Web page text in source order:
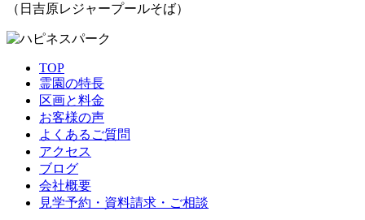
（日吉原レジャープールそば）
TOP
霊園の特長
区画と料金
お客様の声
よくあるご質問
アクセス
ブログ
会社概要
見学予約・資料請求・ご相談